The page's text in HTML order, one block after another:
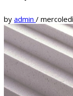
by admin /